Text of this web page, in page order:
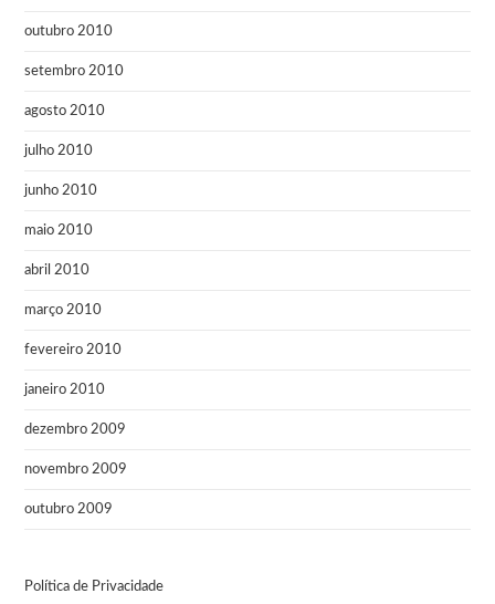
outubro 2010
setembro 2010
agosto 2010
julho 2010
junho 2010
maio 2010
abril 2010
março 2010
fevereiro 2010
janeiro 2010
dezembro 2009
novembro 2009
outubro 2009
Política de Privacidade